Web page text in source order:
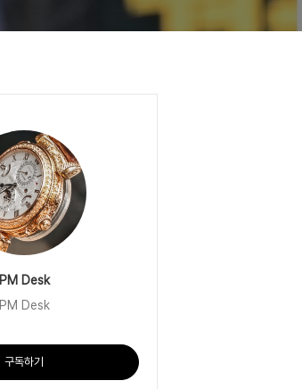
PM Desk
PM Desk
구독하기